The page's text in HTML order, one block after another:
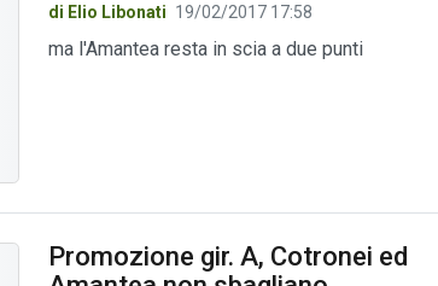
di Elio Libonati 19/02/2017 17:58
ma l'Amantea resta in scia a due punti
Promozione gir. A, Cotronei ed